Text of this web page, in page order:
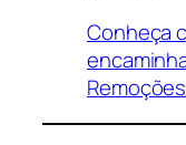
Conheça
Remoções